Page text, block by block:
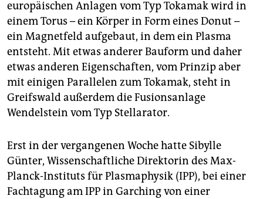
europäischen Anlagen vom Typ Tokamak wird in
einem Torus – ein Körper in Form eines Donut –
ein Magnetfeld aufgebaut, in dem ein Plasma
entsteht. Mit etwas anderer Bauform und daher
etwas anderen Eigenschaften, vom Prinzip aber
mit einigen Parallelen zum Tokamak, steht in
Greifswald außerdem die Fusionsanlage
Wendelstein vom Typ Stellarator.
Erst in der vergangenen Woche hatte Sibylle
Günter, Wissenschaftliche Direktorin des Max-
Planck-Instituts für Plasmaphysik (IPP), bei einer
Fachtagung am IPP in Garching von einer